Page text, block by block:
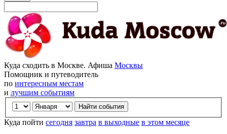
Куда сходить в Москве. Афиша Москвы
Помощник и путеводитель
по интересным местам
и лучшим событиям
Куда пойти сегодня завтра в выходные в этом месяце